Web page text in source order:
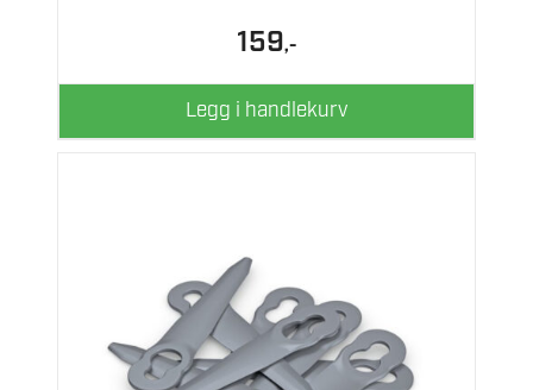
159,-
Legg i handlekurv